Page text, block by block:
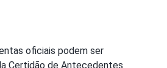
oficiais podem ser
Certidão de Antecedentes